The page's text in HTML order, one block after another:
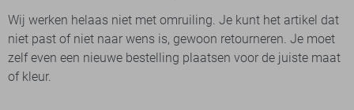
Wij werken helaas niet met omruiling. Je kunt het artikel dat
niet past of niet naar wens is, gewoon retourneren. Je moet
zelf even een nieuwe bestelling plaatsen voor de juiste maat
of kleur.